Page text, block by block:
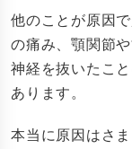
他のことが原因
の痛み、顎関節
神経を抜いたこ
あります。
本当に原因はさま